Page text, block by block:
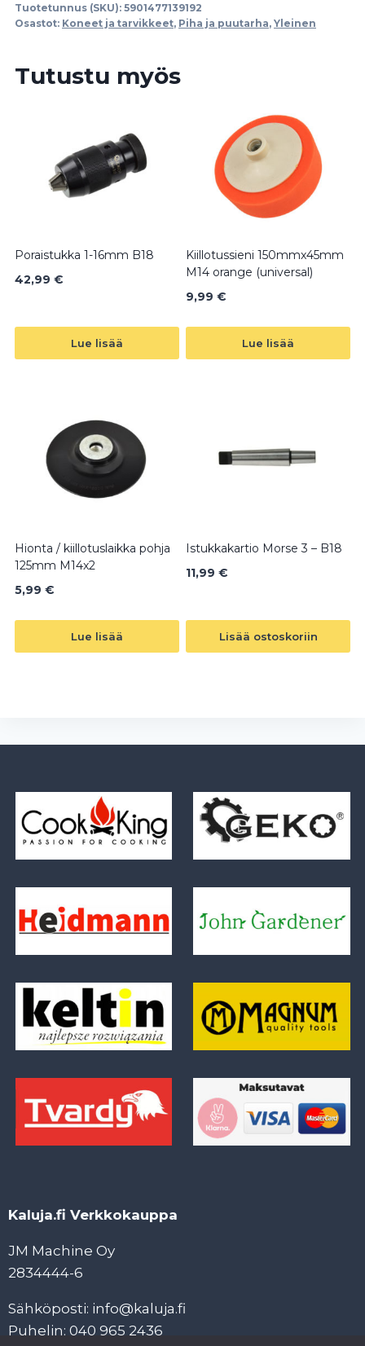
/
Tuotetunnus (SKU): 5901477139192
Osastot: Koneet ja tarvikkeet, Piha ja puutarha, Yleinen
Tutustu myös
Poraistukka 1-16mm B18
42,99 €
Lue lisää
Kiillotussieni 150mmx45mm
M14 orange (universal)
9,99 €
Lue lisää
Hionta / kiillotuslaikka pohja
125mm M14x2
5,99 €
Lue lisää
Istukkakartio Morse 3 – B18
11,99 €
Lisää ostoskoriin
Kaluja.fi Verkkokauppa
JM Machine Oy
2834444-6
Sähköposti: info@kaluja.fi
Puhelin: 040 965 2436